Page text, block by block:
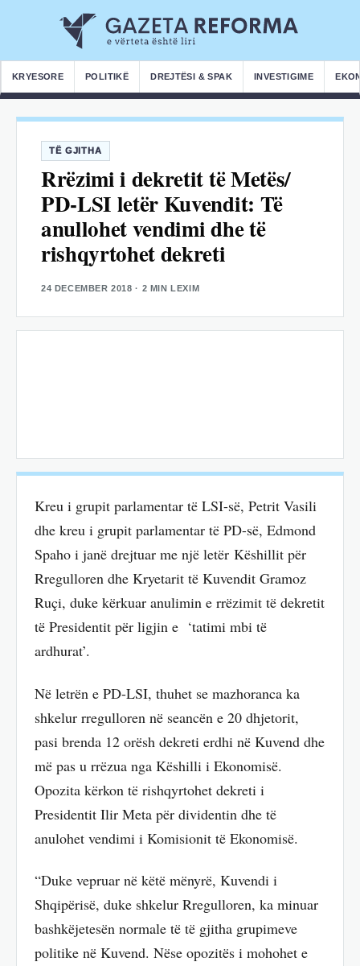
KRYESORE POLITIKË DREJTËSI & SPAK INVESTIGIME
TË GJITHA
Rrëzimi i dekretit të Metës/
PD-LSI letër Kuvendit: Të
anullohet vendimi dhe të
rishqyrtohet dekreti
24 DECEMBER 2018 · 2 MIN LEXIM
Kreu i grupit parlamentar të LSI-së, Petrit Vasili
dhe kreu i grupit parlamentar të PD-së, Edmond
Spaho i janë drejtuar me një letër Këshillit për
Rregulloren dhe Kryetarit të Kuvendit Gramoz
Ruçi, duke kërkuar anulimin e rrëzimit të dekretit
të Presidentit për ligjin e ‘tatimi mbi të
ardhurat’.
Në letrën e PD-LSI, thuhet se mazhoranca ka
shkelur rregulloren në seancën e 20 dhjetorit,
pasi brenda 12 orësh dekreti erdhi në Kuvend dhe
më pas u rrëzua nga Këshilli i Ekonomisë.
Opozita kërkon të rishqyrtohet dekreti i
Presidentit Ilir Meta për dividentin dhe të
anulohet vendimi i Komisionit të Ekonomisë.
“Duke vepruar në këtë mënyrë, Kuvendi i
Shqipërisë, duke shkelur Rregulloren, ka minuar
bashkëjetesën normale të të gjitha grupimeve
politike në Kuvend. Nëse opozitës i mohohet e